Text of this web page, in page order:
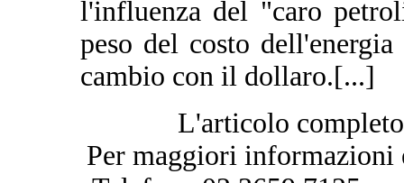
l'influenza del "caro
peso del costo
cambio con il dollaro.[...]
L'articolo
Per maggiori informazioni